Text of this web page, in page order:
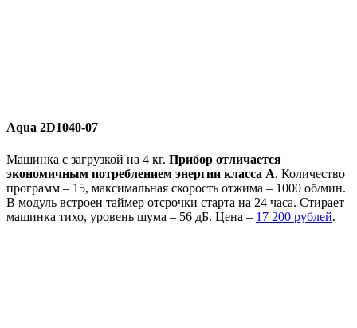
Aqua 2D1040-07
Машинка с загрузкой на 4 кг. Прибор отличается
экономичным потреблением энергии класса А. Количество
программ – 15, максимальная скорость отжима – 1000 об/мин.
В модуль встроен таймер отсрочки старта на 24 часа. Стирает
машинка тихо, уровень шума – 56 дБ. Цена – 17 200 рублей.